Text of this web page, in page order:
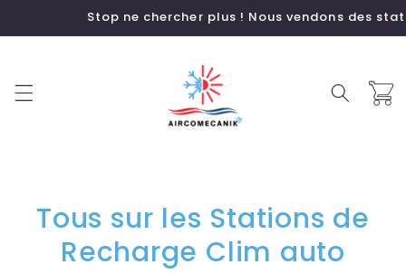
au
Stop ne chercher plus ! Nous vendons des
Panier
Tous sur les Stations de
Recharge Clim auto